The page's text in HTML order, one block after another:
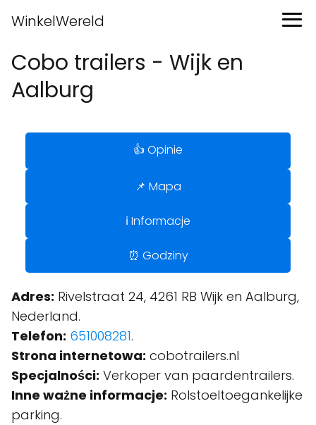
WinkelWereld
Cobo trailers - Wijk en
Aalburg
👍 Opinie
📌 Mapa
ℹ️ Informacje
⏰ Godziny
Adres: Rivelstraat 24, 4261 RB Wijk en Aalburg,
Nederland.
Telefon: 651008281.
Strona internetowa: cobotrailers.nl
Specjalności: Verkoper van paardentrailers.
Inne ważne informacje: Rolstoeltoegankelijke
parking.